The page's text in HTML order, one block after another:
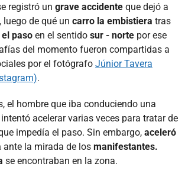
registró un grave accidente que dejó a
luego de qué un carro la embistiera tras
paso en el sentido sur - norte por ese
del momento fueron compartidas a
por el fotógrafo Júnior Tavera
.
el hombre que iba conduciendo una
intentó acelerar varias veces para tratar de
impedía el paso. Sin embargo, aceleró
ante la mirada de los manifestantes.
se encontraban en la zona.